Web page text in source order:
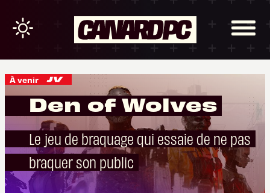
À venir
Den of Wolves
Le jeu de braquage qui essaie de ne pas
braquer son public